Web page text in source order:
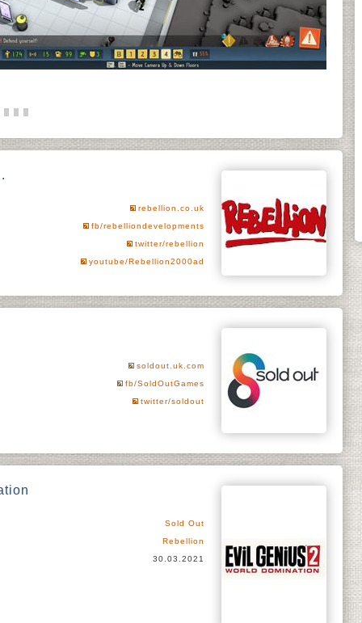
rebellion.co.uk
fb/rebelliondevelopments
twitter/rebellion
youtube/Rebellion2000ad
soldout.uk.com
fb/SoldOutGames
twitter/soldout
Sold Out
Rebellion
30.03.2021